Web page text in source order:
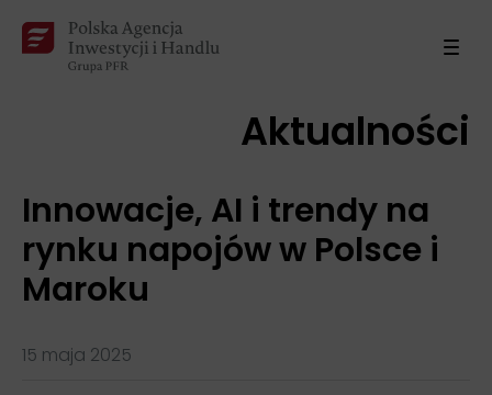
Aktualności
Innowacje, AI i trendy na
rynku napojów w Polsce i
Maroku
15 maja 2025